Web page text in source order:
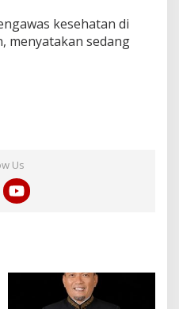
kesehatan di
menyatakan sedang
Us